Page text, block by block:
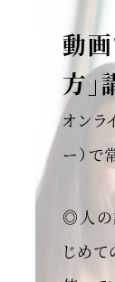
動
方」
オンラ
ー）で
◎人の
じめ